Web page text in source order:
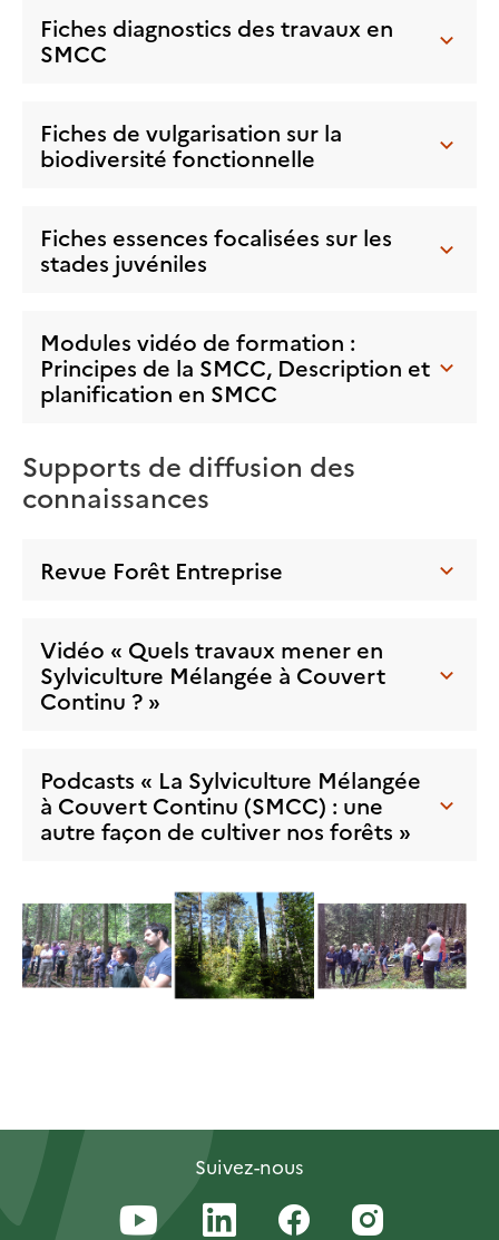
Fiches diagnostics des travaux en
SMCC
Fiches de vulgarisation sur la
biodiversité fonctionnelle
Fiches essences focalisées sur les
stades juvéniles
Modules vidéo de formation :
Principes de la SMCC, Description et
planification en SMCC
Supports de diffusion des
connaissances
Revue Forêt Entreprise
Vidéo « Quels travaux mener en
Sylviculture Mélangée à Couvert
Continu ? »
Podcasts « La Sylviculture Mélangée
à Couvert Continu (SMCC) : une
autre façon de cultiver nos forêts »
Suivez-nous